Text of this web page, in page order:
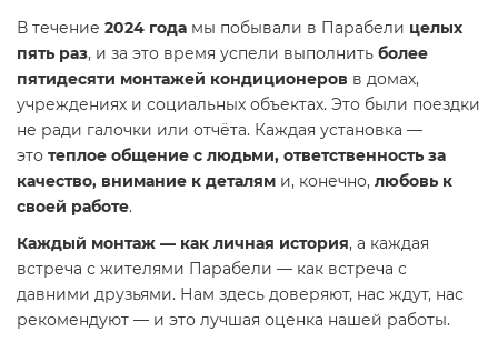
В течение 2024 года мы побывали в Парабели целых
пять раз, и за это время успели выполнить более
пятидесяти монтажей кондиционеров в домах,
учреждениях и социальных объектах. Это были поездки
не ради галочки или отчёта. Каждая установка —
это теплое общение с людьми, ответственность за
качество, внимание к деталям и, конечно, любовь к
своей работе.
Каждый монтаж — как личная история, а каждая
встреча с жителями Парабели — как встреча с
давними друзьями. Нам здесь доверяют, нас ждут, нас
рекомендуют — и это лучшая оценка нашей работы.